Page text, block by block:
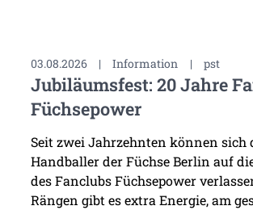
03.08.2026 | Information | pst
Jubiläumsfest: 20 Jahre
Füchsepower
Seit zwei Jahrzehnten können sich
Handballer der Füchse Berlin auf
des Fanclubs Füchsepower
Rängen gibt es extra Energie, am